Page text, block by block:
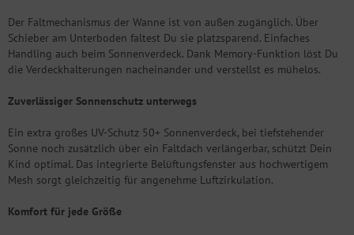
Der Faltmechanismus der Wanne ist von außen zugänglich. Über
Schieber am Unterboden faltest Du sie platzsparend. Einfaches
Handling auch beim Sonnenverdeck. Dank Memory-Funktion löst Du
die Verdeckhalterungen nacheinander und verstellst es mühelos.
Zuverlässiger Sonnenschutz unterwegs
Ein extra großes UV-Schutz 50+ Sonnenverdeck, bei tiefstehender
Sonne noch zusätzlich über ein Faltdach verlängerbar, schützt Dein
Kind optimal. Das integrierte Belüftungsfenster aus hochwertigem
Mesh sorgt gleichzeitig für angenehme Luftzirkulation.
Komfort für jede Größe